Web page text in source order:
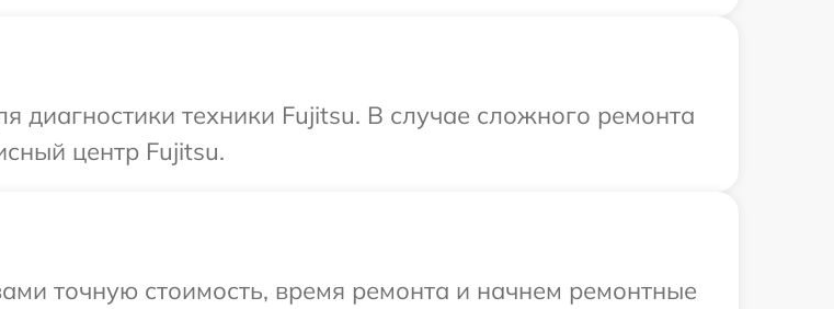
диагностики техники Fujitsu. В случае сложного ремонта
центр Fujitsu.
точную стоимость, время ремонта и начнем ремонтные